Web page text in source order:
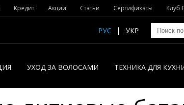
Кредит Акции Статьи Сертификаты Клуб
РУС УКР
УХОД ЗА ВОЛОСАМИ ТЕХНИКА ДЛЯ